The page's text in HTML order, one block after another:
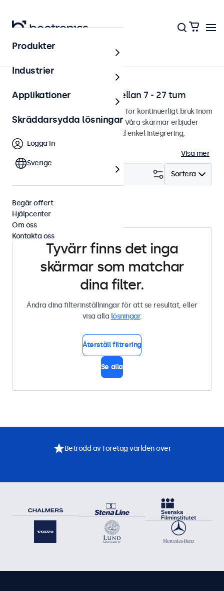
Lösningar
Professionella skärmar mellan 7 - 27 tum
Professionella skärmar designade för kontinuerligt bruk inom
utmanande användningsområden. Våra skärmar erbjuder
gott om monteringsalternativ med enkel integrering,
anpassat utefter alla miljöer.
Visa mer
Sortera
9 tum BNC (SDI)
Tyvärr finns det inga
skärmar som matchar
dina filter.
Ändra dina filterinställningar för att se resultat, eller
visa alla lösningar.
Återställ filtrering
Se alla
Produkter
Industrier
Applikationer
Skräddarsydda lösningar
Logga in
Sverige
Begär offert
Hjälpcenter
Om oss
Kontakta oss
Betrodd av företag världen över